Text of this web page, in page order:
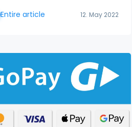
12. May 2022
Entire article